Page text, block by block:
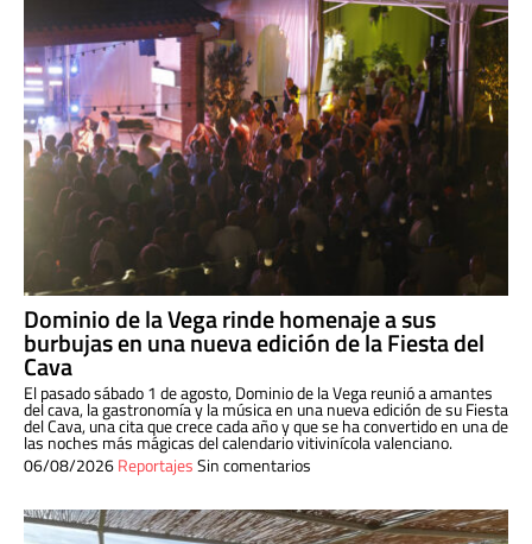
Dominio de la Vega rinde homenaje a sus
burbujas en una nueva edición de la Fiesta del
Cava
El pasado sábado 1 de agosto, Dominio de la Vega reunió a amantes
del cava, la gastronomía y la música en una nueva edición de su Fiesta
del Cava, una cita que crece cada año y que se ha convertido en una de
las noches más mágicas del calendario vitivinícola valenciano.
06/08/2026ReportajesSin comentarios